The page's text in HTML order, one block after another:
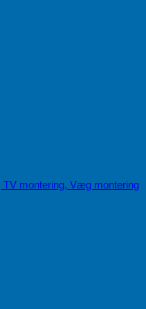
TV montering, Væg montering